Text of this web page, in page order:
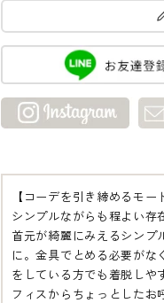
【コーデを引き締めるモー
シンプルながらも程よい存
首元が綺麗にみえるシンプ
に。金具でとめる必要が
をしている方でも着脱しや
フィスからちょっとしたお